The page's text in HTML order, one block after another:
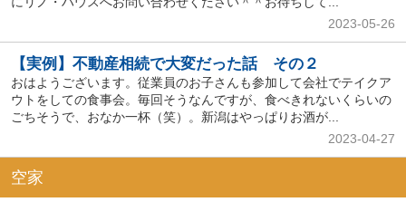
2023-05-26
【実例】不動産相続で大変だった話 その２
おはようございます。従業員のお子さんも参加して会社でテイクア
ウトをしての食事会。毎回そうなんですが、食べきれないくらいの
ごちそうで、おなか一杯（笑）。新潟はやっぱりお酒が...
2023-04-27
空家